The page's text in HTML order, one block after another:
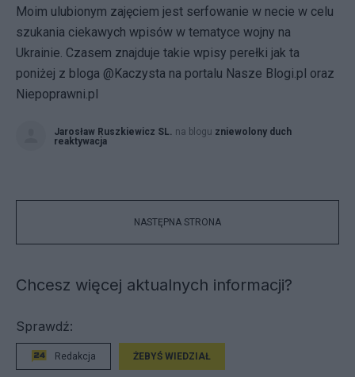
Moim ulubionym zajęciem jest serfowanie w necie w celu
szukania ciekawych wpisów w tematyce wojny na
Ukrainie. Czasem znajduje takie wpisy perełki jak ta
poniżej z bloga @Kaczysta na portalu Nasze Blogi.pl oraz
Niepoprawni.pl
Jarosław Ruszkiewicz SL. na blogu zniewolony duch
reaktywacja
NASTĘPNA STRONA
Chcesz więcej aktualnych informacji?
Sprawdź:
Redakcja ŻEBYŚ WIEDZIAŁ